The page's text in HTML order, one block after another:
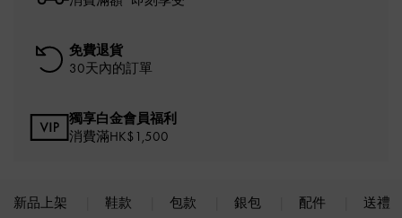
免費退貨
30天內的訂單
獨享白金會員福利
消費滿HK$1,500
新品上架 鞋款 包款 銀包 配件 送禮